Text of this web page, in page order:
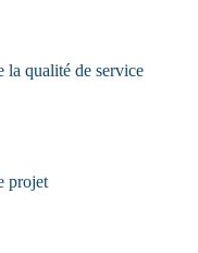
la qualité de service
projet